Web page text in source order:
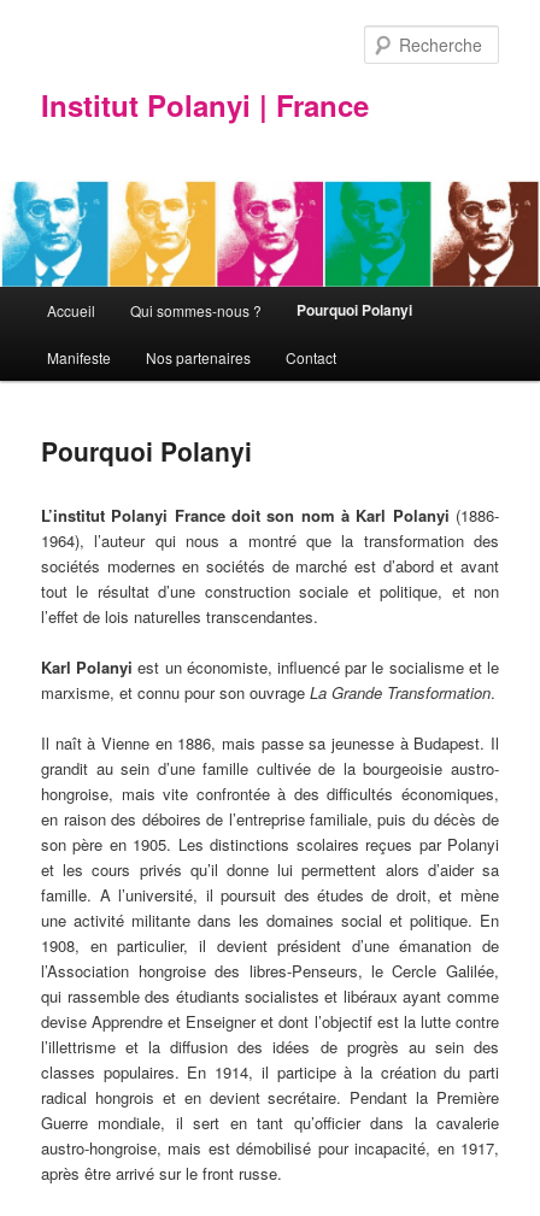
Institut Polanyi | France
Aller au contenu principal
Aller au contenu secondaire
Accueil Qui sommes-nous ? Pourquoi Polanyi
Manifeste Nos partenaires Contact
Pourquoi Polanyi
L’institut Polanyi France doit son nom à Karl Polanyi (1886-
1964), l’auteur qui nous a montré que la transformation des
sociétés modernes en sociétés de marché est d’abord et avant
tout le résultat d’une construction sociale et politique, et non
l’effet de lois naturelles transcendantes.
Karl Polanyi est un économiste, influencé par le socialisme et le
marxisme, et connu pour son ouvrageLa Grande Transformation.
Il naît à Vienne en 1886, mais passe sa jeunesse à Budapest. Il
grandit au sein d’une famille cultivée de la bourgeoisie austro-
hongroise, mais vite confrontée à des difficultés économiques,
en raison des déboires de l’entreprise familiale, puis du décès de
son père en 1905. Les distinctions scolaires reçues par Polanyi
et les cours privés qu’il donne lui permettent alors d’aider sa
famille. A l’université, il poursuit des études de droit, et mène
une activité militante dans les domaines social et politique. En
1908, en particulier, il devient président d’une émanation de
l’Association hongroise des libres-Penseurs, le Cercle Galilée,
qui rassemble des étudiants socialistes et libéraux ayant comme
devise Apprendre et Enseigner et dont l’objectif est la lutte contre
l’illettrisme et la diffusion des idées de progrès au sein des
classes populaires. En 1914, il participe à la création du parti
radical hongrois et en devient secrétaire. Pendant la Première
Guerre mondiale, il sert en tant qu’officier dans la cavalerie
austro-hongroise, mais est démobilisé pour incapacité, en 1917,
après être arrivé sur le front russe.